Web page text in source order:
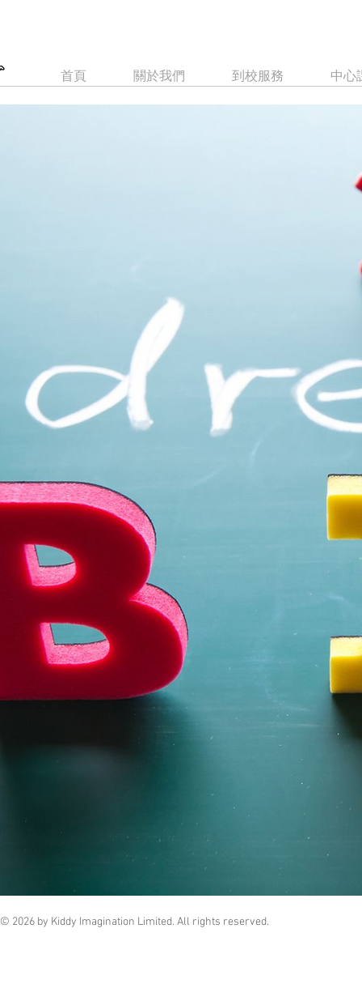
首頁 關於我們 到校服務 中心
© 2026 by Kiddy Imagination Limited. All rights reserved.